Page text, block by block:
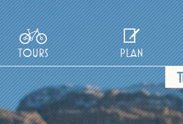
TOURS PLAN